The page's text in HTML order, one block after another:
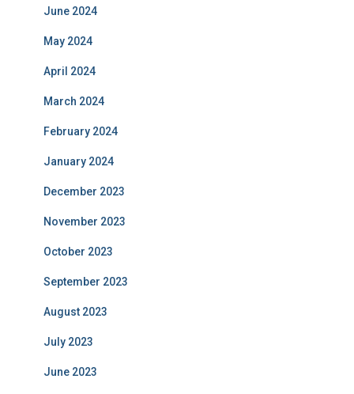
June 2024
May 2024
April 2024
March 2024
February 2024
January 2024
December 2023
November 2023
October 2023
September 2023
August 2023
July 2023
June 2023